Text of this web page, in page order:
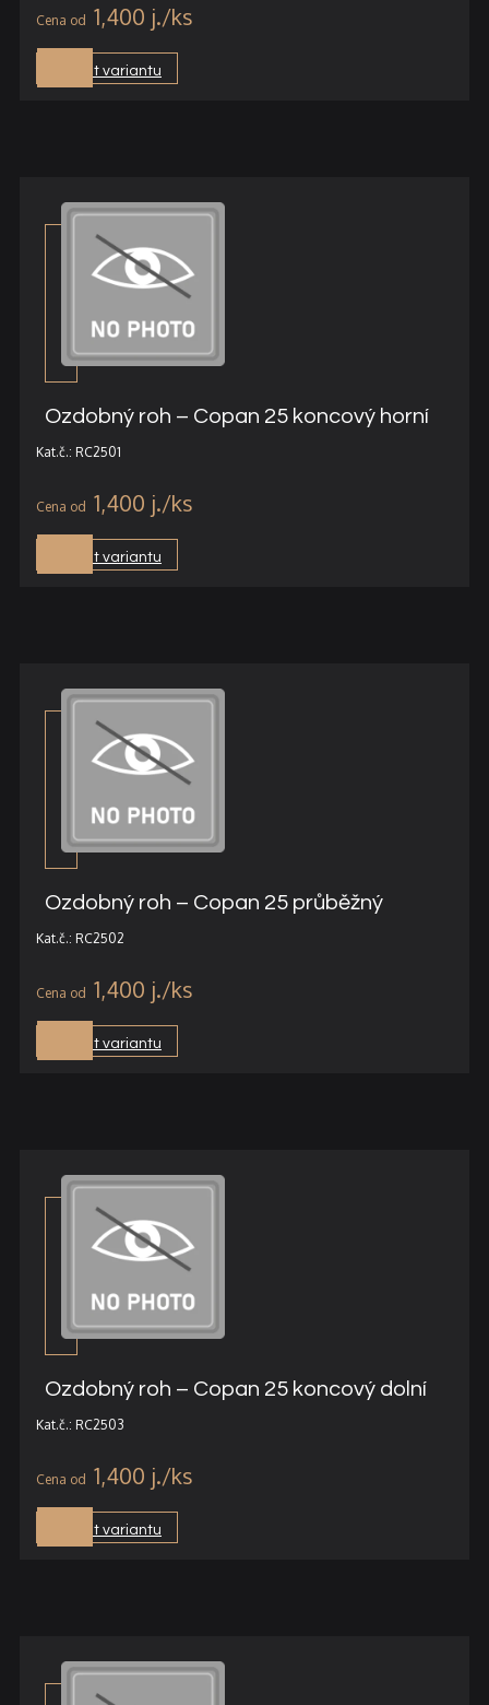
1,400 j.
Vybrat variantu
Ozdobný roh – Copan 25 koncový horní
Kat.č.: RC2501
1,400 j.
Vybrat variantu
Ozdobný roh – Copan 25 průběžný
Kat.č.: RC2502
1,400 j.
Vybrat variantu
Ozdobný roh – Copan 25 koncový dolní
Kat.č.: RC2503
1,400 j.
Vybrat variantu